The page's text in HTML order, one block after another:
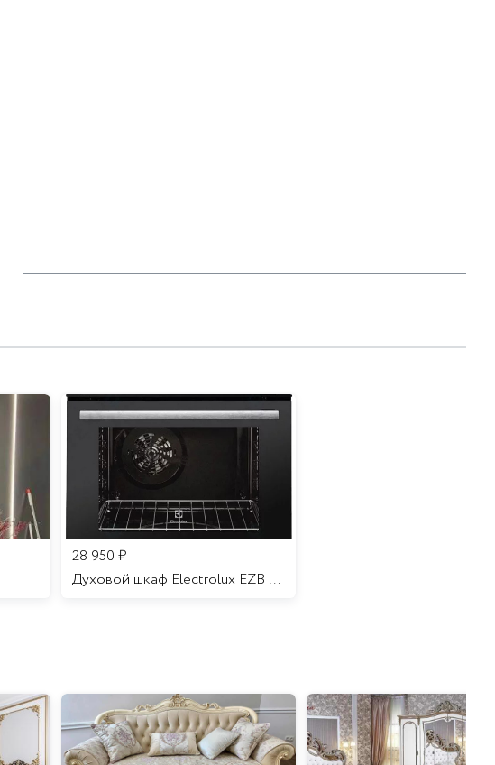
28 950 ₽
Духовой шкаф Electrolux EZB 52410 AK